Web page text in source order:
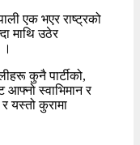
एक भएर राष्ट्रको
माथि उठेर
।
कुनै पार्टीको,
आफ्नो स्वाभिमान र
यस्तो कुरामा